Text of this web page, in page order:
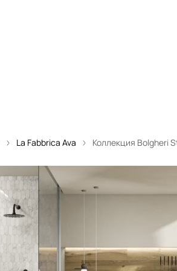
La Fabbrica Ava Коллекция Bolgheri